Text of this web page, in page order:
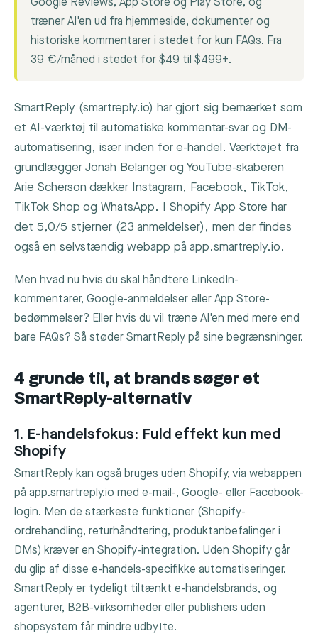
træner AI'en ud fra hjemmeside, dokumenter og
historiske kommentarer i stedet for kun FAQs. Fra
39 €/måned i stedet for $49 til $499+.
SmartReply (smartreply.io) har gjort sig bemærket som
et AI-værktøj til automatiske kommentar-svar og DM-
automatisering, især inden for e-handel. Værktøjet fra
grundlægger Jonah Belanger og YouTube-skaberen
Arie Scherson dækker Instagram, Facebook, TikTok,
TikTok Shop og WhatsApp. I Shopify App Store har
det 5,0/5 stjerner (23 anmeldelser), men der findes
også en selvstændig webapp på app.smartreply.io.
Men hvad nu hvis du skal håndtere LinkedIn-
kommentarer, Google-anmeldelser eller App Store-
bedømmelser? Eller hvis du vil træne AI'en med mere end
bare FAQs? Så støder SmartReply på sine begrænsninger.
4 grunde til, at brands søger et
SmartReply-alternativ
1. E-handelsfokus: Fuld effekt kun med
Shopify
SmartReply kan også bruges uden Shopify, via webappen
på app.smartreply.io med e-mail-, Google- eller Facebook-
login. Men de stærkeste funktioner (Shopify-
ordrehandling, returhåndtering, produktanbefalinger i
DMs) kræver en Shopify-integration. Uden Shopify går
du glip af disse e-handels-specifikke automatiseringer.
SmartReply er tydeligt tiltænkt e-handelsbrands, og
agenturer, B2B-virksomheder eller publishers uden
shopsystem får mindre udbytte.